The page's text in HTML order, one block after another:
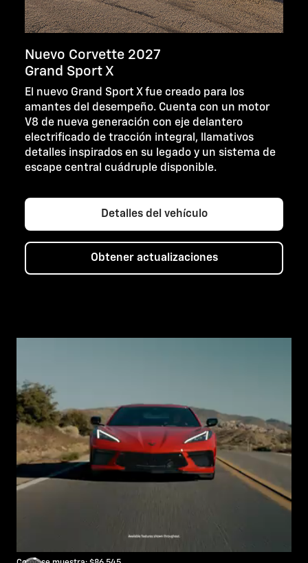
Nuevo Corvette 2027
Grand Sport X
El nuevo Grand Sport X fue creado para los
amantes del desempeño. Cuenta con un motor
V8 de nueva generación con eje delantero
electrificado de tracción integral, llamativos
detalles inspirados en su legado y un sistema de
escape central cuádruple disponible.
Detalles del vehículo
Obtener actualizaciones